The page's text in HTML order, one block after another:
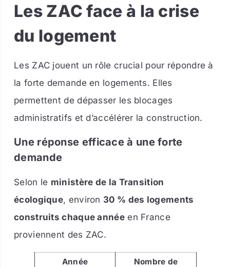
Les ZAC face à la crise
du logement
Les ZAC jouent un rôle crucial pour répondre à
la forte demande en logements. Elles
permettent de dépasser les blocages
administratifs et d’accélérer la construction.
Une réponse efficace à une forte
demande
Selon le ministère de la Transition
écologique, environ 30 % des logements
construits chaque annéeen France
proviennent des ZAC.
Année
Nombre de